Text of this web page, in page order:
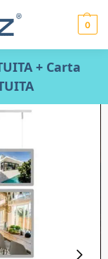
0
+ Carta